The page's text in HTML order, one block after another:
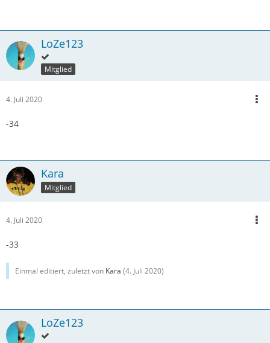
LoZe123
Mitglied
4. Juli 2020
-34
Kara
Mitglied
4. Juli 2020
-33
Einmal editiert, zuletzt von Kara (4. Juli 2020)
LoZe123